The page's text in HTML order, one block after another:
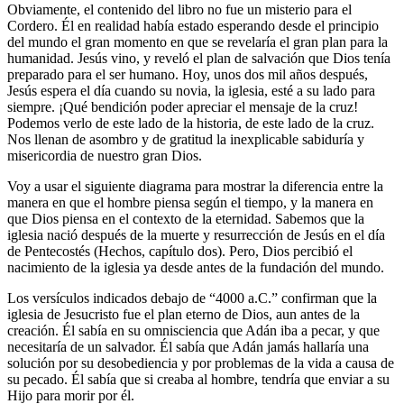
Obviamente, el contenido del libro no fue un misterio para el
Cordero. Él en realidad había estado esperando desde el principio
del mundo el gran momento en que se revelaría el gran plan para la
humanidad. Jesús vino, y reveló el plan de salvación que Dios tenía
preparado para el ser humano. Hoy, unos dos mil años después,
Jesús espera el día cuando su novia, la iglesia, esté a su lado para
siempre. ¡Qué bendición poder apreciar el mensaje de la cruz!
Podemos verlo de este lado de la historia, de este lado de la cruz.
Nos llenan de asombro y de gratitud la inexplicable sabiduría y
misericordia de nuestro gran Dios.
Voy a usar el siguiente diagrama para mostrar la diferencia entre la
manera en que el hombre piensa según el tiempo, y la manera en
que Dios piensa en el contexto de la eternidad. Sabemos que la
iglesia nació después de la muerte y resurrección de Jesús en el día
de Pentecostés (Hechos, capítulo dos). Pero, Dios percibió el
nacimiento de la iglesia ya desde antes de la fundación del mundo.
Los versículos indicados debajo de “4000 a.C.” confirman que la
iglesia de Jesucristo fue el plan eterno de Dios, aun antes de la
creación. Él sabía en su omnisciencia que Adán iba a pecar, y que
necesitaría de un salvador. Él sabía que Adán jamás hallaría una
solución por su desobediencia y por problemas de la vida a causa de
su pecado. Él sabía que si creaba al hombre, tendría que enviar a su
Hijo para morir por él.